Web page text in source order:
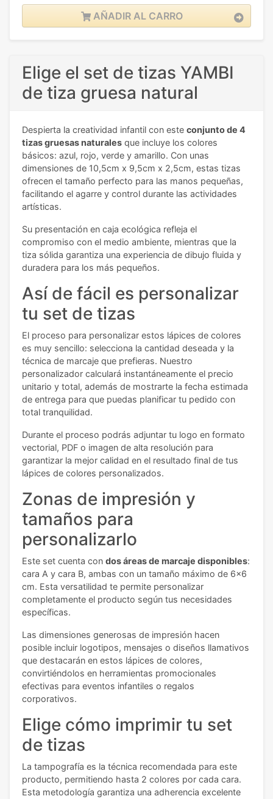
AÑADIR AL CARRO
Elige el set de tizas YAMBI
de tiza gruesa natural
Despierta la creatividad infantil con este conjunto de 4
tizas gruesas naturales que incluye los colores
básicos: azul, rojo, verde y amarillo. Con unas
dimensiones de 10,5cm x 9,5cm x 2,5cm, estas tizas
ofrecen el tamaño perfecto para las manos pequeñas,
facilitando el agarre y control durante las actividades
artísticas.
Su presentación en caja ecológica refleja el
compromiso con el medio ambiente, mientras que la
tiza sólida garantiza una experiencia de dibujo fluida y
duradera para los más pequeños.
Así de fácil es personalizar
tu set de tizas
El proceso para personalizar estos lápices de colores
es muy sencillo: selecciona la cantidad deseada y la
técnica de marcaje que prefieras. Nuestro
personalizador calculará instantáneamente el precio
unitario y total, además de mostrarte la fecha estimada
de entrega para que puedas planificar tu pedido con
total tranquilidad.
Durante el proceso podrás adjuntar tu logo en formato
vectorial, PDF o imagen de alta resolución para
garantizar la mejor calidad en el resultado final de tus
lápices de colores personalizados.
Zonas de impresión y
tamaños para
personalizarlo
Este set cuenta con dos áreas de marcaje disponibles:
cara A y cara B, ambas con un tamaño máximo de 6x6
cm. Esta versatilidad te permite personalizar
completamente el producto según tus necesidades
específicas.
Las dimensiones generosas de impresión hacen
posible incluir logotipos, mensajes o diseños llamativos
que destacarán en estos lápices de colores,
convirtiéndolos en herramientas promocionales
efectivas para eventos infantiles o regalos
corporativos.
Elige cómo imprimir tu set
de tizas
La tampografía es la técnica recomendada para este
producto, permitiendo hasta 2 colores por cada cara.
Esta metodología garantiza una adherencia excelente